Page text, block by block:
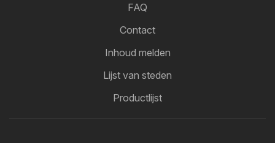
FAQ
Contact
Inhoud melden
Lijst van steden
Productlijst